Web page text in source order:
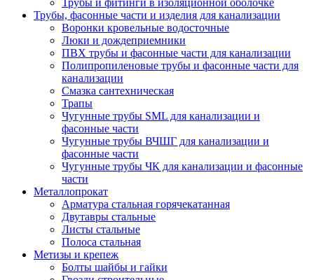
Трубы и фитинги в изоляционной оболочке
Трубы, фасонные части и изделия для канализации
Воронки кровельные водосточные
Люки и дождеприемники
ПВХ трубы и фасонные части для канализации
Полипропиленовые трубы и фасонные части для
канализации
Смазка сантехническая
Трапы
Чугунные трубы SML для канализации и
фасонные части
Чугунные трубы ВЧШГ для канализации и
фасонные части
Чугунные трубы ЧК для канализации и фасонные
части
Металлопрокат
Арматура стальная горячекатанная
Двутавры стальные
Листы стальные
Полоса стальная
Метизы и крепеж
Болты шайбы и гайки